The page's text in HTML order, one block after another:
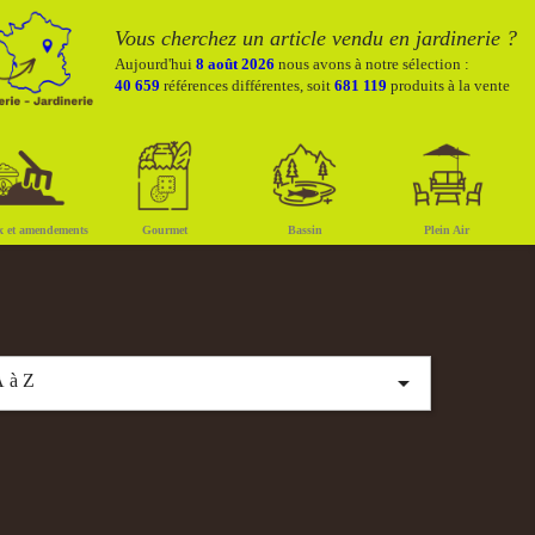
Vous cherchez un article vendu en jardinerie ?
Aujourd'hui 8 août 2026 nous avons à notre sélection :
40 659 références différentes, soit 681 119 produits à la vente
et amendements Gourmet Bassin Plein Air
à Z 